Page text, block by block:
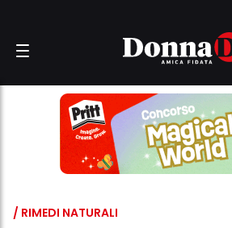
/ RIMEDI NATURALI